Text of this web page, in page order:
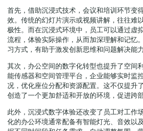
首先，借助沉浸式技术，会议和培训环节变
效。传统的幻灯片演示或视频讲解，往往难
极性。而在沉浸式环境中，员工可以通过虚
流程，体验实际操作，从而加深理解和记忆
习方式，有助于激发创新思维和问题解决能力
其次，办公空间的数字化转型也提升了空间
能传感器和空间管理平台，企业能够实时监
况，优化座位分配和资源配置。这不仅提升
创造了一个更加舒适和开放的环境，促进跨
此外，沉浸式数字体验还改变了员工对工作
化的办公环境通常配备有智能灯光、音效以